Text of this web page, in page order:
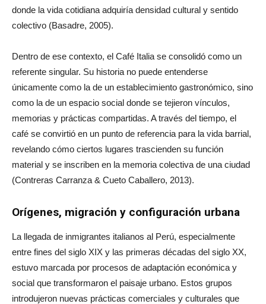
donde la vida cotidiana adquiría densidad cultural y sentido
colectivo (Basadre, 2005).
Dentro de ese contexto, el Café Italia se consolidó como un
referente singular. Su historia no puede entenderse
únicamente como la de un establecimiento gastronómico, sino
como la de un espacio social donde se tejieron vínculos,
memorias y prácticas compartidas. A través del tiempo, el
café se convirtió en un punto de referencia para la vida barrial,
revelando cómo ciertos lugares trascienden su función
material y se inscriben en la memoria colectiva de una ciudad
(Contreras Carranza & Cueto Caballero, 2013).
Orígenes, migración y configuración urbana
La llegada de inmigrantes italianos al Perú, especialmente
entre fines del siglo XIX y las primeras décadas del siglo XX,
estuvo marcada por procesos de adaptación económica y
social que transformaron el paisaje urbano. Estos grupos
introdujeron nuevas prácticas comerciales y culturales que